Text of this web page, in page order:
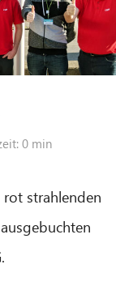
0 min
strahlenden